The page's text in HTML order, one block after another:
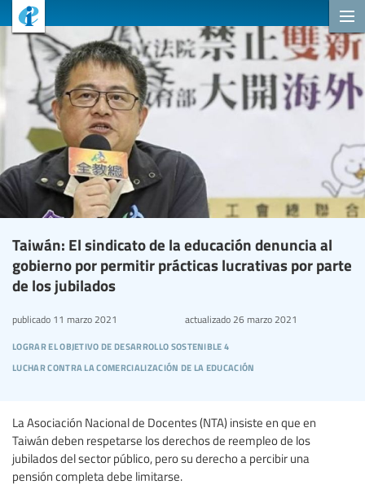
Taiwán: El sindicato de la educación denuncia al
gobierno por permitir prácticas lucrativas por parte
de los jubilados
lograr el objetivo de desarrollo sostenible 4
luchar contra la comercialización de la educación
publicado 11 marzo 2021 actualizado26 marzo 2021
La Asociación Nacional de Docentes (NTA) insiste en que en
Taiwán deben respetarse los derechos de reempleo de los
jubilados del sector público, pero su derecho a percibir una
pensión completa debe limitarse.